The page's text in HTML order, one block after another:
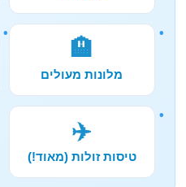
🏨
מלונות מעולים
✈️
טיסות זולות (מאוד!)